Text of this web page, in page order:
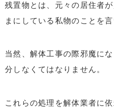
残置物とは、元々の居住者
まにしている私物のことを言
当然、解体工事の際邪魔に
分しなくてはなりません。
これらの処理を解体業者に